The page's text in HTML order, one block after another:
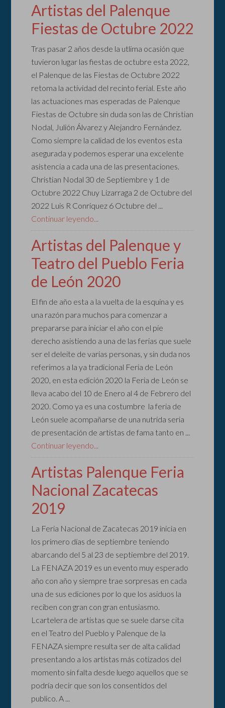
Artistas del Palenque
Fiestas de Octubre 2022
Tras pasar 2 años desde la utlima ocasión que
tuvieron lugar las fiestas de octubre esta 2022,
el Palenque de las Fiestas de Octubre 2022
retoma la actividad del recinto ferial. Este año
las actuaciones mas esperadas de Palenque
Fiestas de Octubre sin duda son las de Christian
Nodal, Julión Álvarez y Alejandro Fernández.
Como siempre la calidad de los eventos esta
asegurada y podemos esperar una excelente
asistencia a cada una de las presentaciones.
Christian Nodal 30 de Septiembre y 1 de
Octubre 2022 Chuy Lizarraga 2 de Octubre del
2022 Luis R Conriquez 6 Octubre del ...
Continuar leyendo...
Artistas del Palenque y
Teatro del Pueblo Feria
de León 2020
El fin de año esta a la vuelta de la esquina y es
una razón para muchos para comenzar a
prepararse para iniciar el año con el pie
derecho asistiendo a una de las ferias que suele
ser el deleite de varias personas, y sin duda nos
referimos a la ya tradicional Feria de León
2020, en esta edición 2020 la Feria de León se
lleva acabo del 10 de Enero al 4 de Febrero del
2020. Como ya es una costumbre la feria de
León suele acompañarse de una nutrida seria
de presentación de artistas de fama tanto en ...
Continuar leyendo...
Artistas Palenque Feria
Nacional Zacatecas
2019
La Feria Nacional de Zacatecas 2019 inicia en
los primero días de septiembre teniendo
abarcando del 5 al 23 de septiembre del 2019.
La FENAZA 2019 es un evento muy esperado
año con año y siempre trae sorpresas en cada
una de sus ediciones por lo que los asiduos la
reciben con gran con gran entusiasmo.
Lcartelera de artistas que se suele darse cita
en el Teatro del Pueblo y Palenque de la
FENAZA siempre resulta ser de alta calidad
presentando a los artistas más cotizados del
momento sin falta desde luego aquellos que se
podría decir que son los consentidos del
publico. A ...